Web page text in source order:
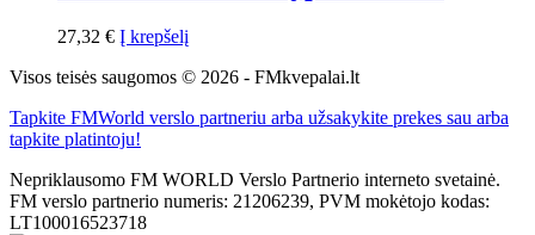
27,32 € Į krepšelį
Visos teisės saugomos © 2026 - FMkvepalai.lt
Tapkite FMWorld verslo partneriu arba užsakykite prekes sau arba
tapkite platintoju!
Nepriklausomo FM WORLD Verslo Partnerio interneto svetainė.
FM verslo partnerio numeris: 21206239, PVM mokėtojo kodas:
LT100016523718